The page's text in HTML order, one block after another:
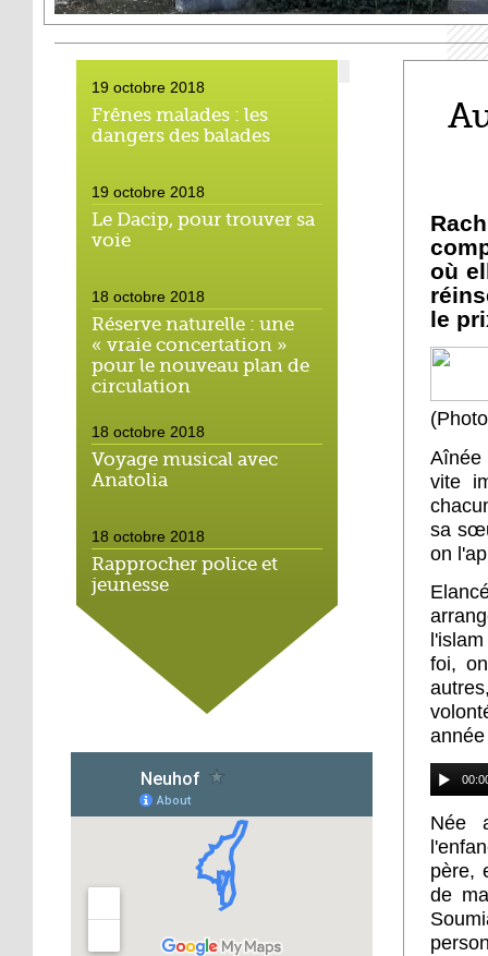
19 octobre 2018
Frênes malades : les
dangers des balades
19 octobre 2018
Le Dacip, pour trouver sa
voie
18 octobre 2018
Réserve naturelle : une
« vraie concertation »
pour le nouveau plan de
circulation
18 octobre 2018
Voyage musical avec
Anatolia
18 octobre 2018
Rapprocher police et
jeunesse
18 octobre 2018
Un jardin face aux
obstacles
Jouer à Fifa à la
médiathèque
16 octobre 2018
«Chacun me propose un
autofinancement là, ce
qui vous vient !»
où
le
vite
sa
on
foi,
Née
père,
de